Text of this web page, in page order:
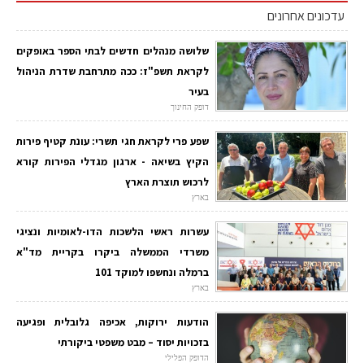
עדכונים אחרונים
שלושה מנהלים חדשים לבתי הספר באופקים
לקראת תשפ"ז: ככה מתרחבת שדרת הניהול
בעיר
דופק החינוך
שפע פרי לקראת חגי תשרי: עונת קטיף פירות
הקיץ בשיאה - ארגון מגדלי הפירות קורא
לרכוש תוצרת הארץ
בארץ
עשרות ראשי הלשכות הדו-לאומיות ונציגי
משרדי הממשלה ביקרו בקריית מד"א
ברמלה ונחשפו למוקד 101
בארץ
הודעות ירוקות, אכיפה גלובלית ופגיעה
בזכויות יסוד – מבט משפטי ביקורתי
הדופק הפלילי